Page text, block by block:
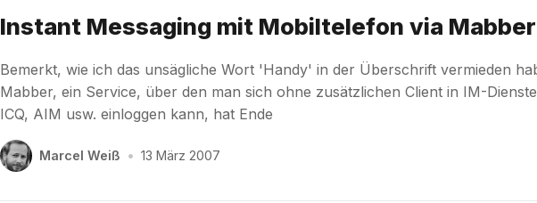
Instant Messaging mit Mobiltelefon via Mabber
Bemerkt, wie ich das unsägliche Wort 'Handy' in der Überschrift vermieden
Mabber, ein Service, über den man sich ohne zusätzlichen Client in IM-
ICQ, AIM usw. einloggen kann, hat Ende
Marcel Weiß • 13 März 2007